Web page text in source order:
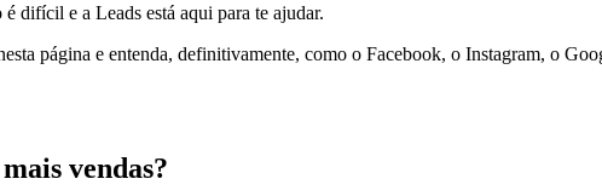
difícil e a Leads está aqui para te ajudar.
página e entenda, definitivamente, como o Facebook, o Instagram, o
vendas?